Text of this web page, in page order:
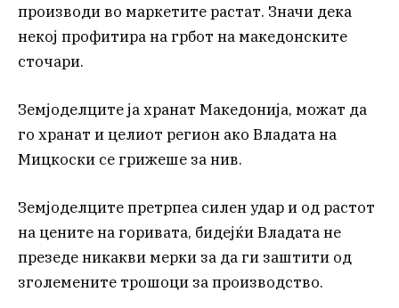
производи во маркетите растат. Значи дека
некој профитира на грбот на македонските
сточари.
Земјоделците ја хранат Македонија, можат да
го хранат и целиот регион ако Владата на
Мицкоски се грижеше за нив.
Земјоделците претрпеа силен удар и од растот
на цените на горивата, бидејќи Владата не
презеде никакви мерки за да ги заштити од
зголемените трошоци за производство.